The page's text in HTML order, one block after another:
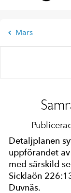
Mars
Detaljplanen
uppförandet
med särskild
Sicklaön
Duvnäs.